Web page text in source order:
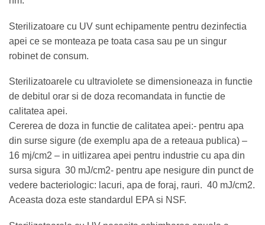
Sterilizatoare cu UV sunt echipamente pentru dezinfectia
apei ce se monteaza pe toata casa sau pe un singur
robinet de consum.
Sterilizatoarele cu ultraviolete se dimensioneaza in functie
de debitul orar si de doza recomandata in functie de
calitatea apei.
Cererea de doza in functie de calitatea apei:- pentru apa
din surse sigure (de exemplu apa de a reteaua publica) –
16 mj/cm2 – in uitlizarea apei pentru industrie cu apa din
sursa sigura 30 mJ/cm2- pentru ape nesigure din punct de
vedere bacteriologic: lacuri, apa de foraj, rauri. 40 mJ/cm2.
Aceasta doza este standardul EPA si NSF.